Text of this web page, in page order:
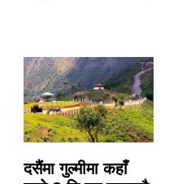
दसैंमा गुल्मीमा कहाँ